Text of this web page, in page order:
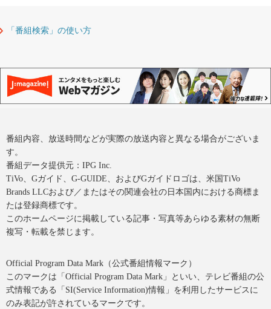
「番組検索」の使い方
番組内容、放送時間などが実際の放送内容と異なる場合がございま
す。
番組データ提供元：IPG Inc.
TiVo、Gガイド、G-GUIDE、およびGガイドロゴは、米国TiVo
Brands LLCおよび／またはその関連会社の日本国内における商標ま
たは登録商標です。
このホームページに掲載している記事・写真等あらゆる素材の無断
複写・転載を禁じます。
Official Program Data Mark（公式番組情報マーク）
このマークは「Official Program Data Mark」といい、テレビ番組の公
式情報である「SI(Service Information)情報」を利用したサービスに
のみ表記が許されているマークです。